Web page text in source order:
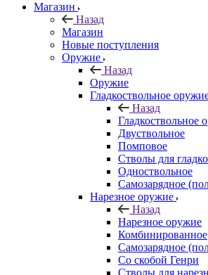
Магазин
Назад
Магазин
Новые поступления
Оружие
Назад
Оружие
Гладкоствольное
Назад
Гладкоствольное
Двуствольное
Помповое
Стволы для
Одноствольное
Самозарядное
Нарезное оружие
Назад
Нарезное оружие
Комбинированное
Самозарядное
Со скобой Генри
Стволы для